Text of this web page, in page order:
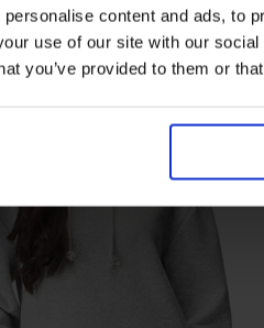
content and ads, to
use of our site with our
you’ve provided to them or